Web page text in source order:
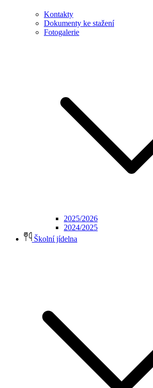
Kontakty
Dokumenty ke stažení
Fotogalerie
2025/2026
2024/2025
Školní jídelna